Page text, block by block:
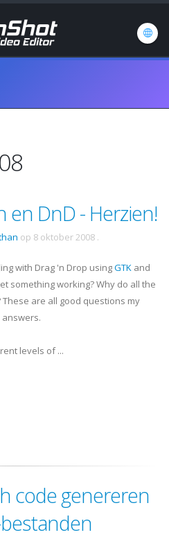
en DnD - Herzien!
op 8 oktober 2008 .
with Drag 'n Drop usingGTK and
something working? Why do all the
are all good questions my
levels of ...
code genereren